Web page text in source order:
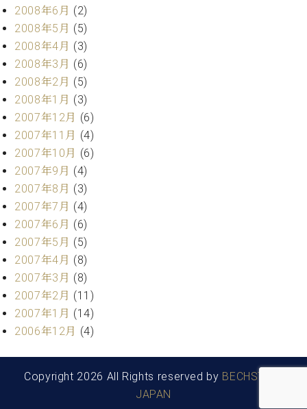
2008年6月 (2)
2008年5月 (5)
2008年4月 (3)
2008年3月 (6)
2008年2月 (5)
2008年1月 (3)
2007年12月 (6)
2007年11月 (4)
2007年10月 (6)
2007年9月 (4)
2007年8月 (3)
2007年7月 (4)
2007年6月 (6)
2007年5月 (5)
2007年4月 (8)
2007年3月 (8)
2007年2月 (11)
2007年1月 (14)
2006年12月 (4)
Copyright 2026 All Rights reserved by BECHSTEIN
JAPAN